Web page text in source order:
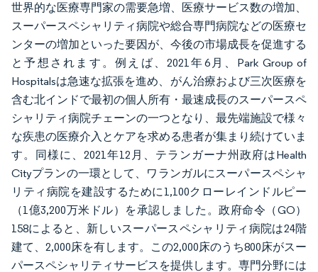
世界的な医療専門家の需要急増、医療サービス数の増加、
スーパースペシャリティ病院や総合専門病院などの医療セ
ンターの増加といった要因が、今後の市場成長を促進する
と予想されます。例えば、2021年6月、Park Group of
Hospitalsは急速な拡張を進め、がん治療および三次医療を
含む北インドで最初の個人所有・最速成長のスーパースペ
シャリティ病院チェーンの一つとなり、最先端施設で様々
な疾患の医療介入とケアを求める患者が集まり続けていま
す。同様に、2021年12月、テランガーナ州政府はHealth
Cityプランの一環として、ワランガルにスーパースペシャ
リティ病院を建設するために1,100クローレインドルピー
（1億3,200万米ドル）を承認しました。政府命令（GO）
158によると、新しいスーパースペシャリティ病院は24階
建て、2,000床を有します。この2,000床のうち800床がスー
パースペシャリティサービスを提供します。専門分野には